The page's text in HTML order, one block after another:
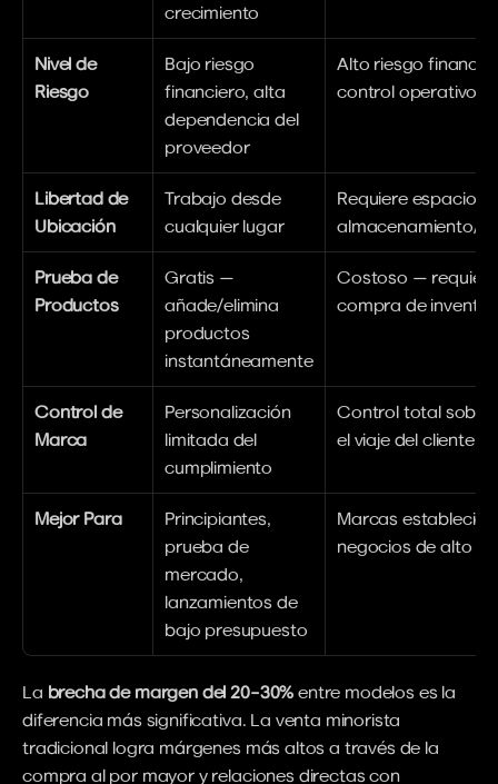
crecimiento
Nivel de
Riesgo
Bajo riesgo
financiero, alta
dependencia del
proveedor
Alto riesgo
control operativo
Libertad de
Ubicación
Trabajo desde
cualquier lugar
Requiere espacio
almacenamiento/
Prueba de
Productos
Gratis —
añade/elimina
productos
instantáneamente
Costoso — requiere
compra de
Control de
Marca
Personalización
limitada del
cumplimiento
Control total sobre
el viaje del cliente
Mejor Para
Principiantes,
prueba de
mercado,
lanzamientos de
bajo presupuesto
Marcas
negocios de alto
La brecha de margen del 20–30% entre modelos es la
diferencia más significativa. La venta minorista
tradicional logra márgenes más altos a través de la
compra al por mayor y relaciones directas con